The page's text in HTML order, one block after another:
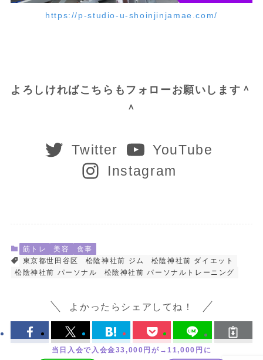
https://p-studio-u-shoinjinjamae.com/
よろしければこちらもフォローお願いします＾
＾
Twitter
YouTube
Instagram
筋トレ 美容
食事
東京都世田谷区
松陰神社前 ジム
松陰神社前 ダイエット
松陰神社前 パーソナル
松陰神社前 パーソナルトレーニング
よかったらシェアしてね！
当日入会で入会金33,000円が→11,000円に